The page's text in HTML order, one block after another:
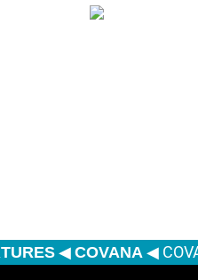
◀ COVANA ◀